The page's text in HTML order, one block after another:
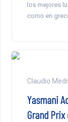
los mejores
como en
Claudio
Yasmani
Grand